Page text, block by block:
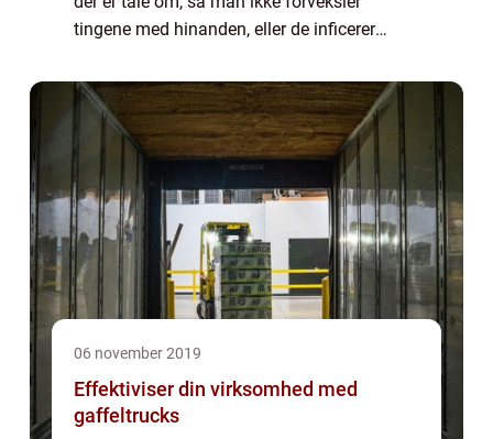
tingene med hinanden, eller de inficerer
ens skrot, hvis man har meget ...
06 november 2019
Effektiviser din virksomhed med
gaffeltrucks